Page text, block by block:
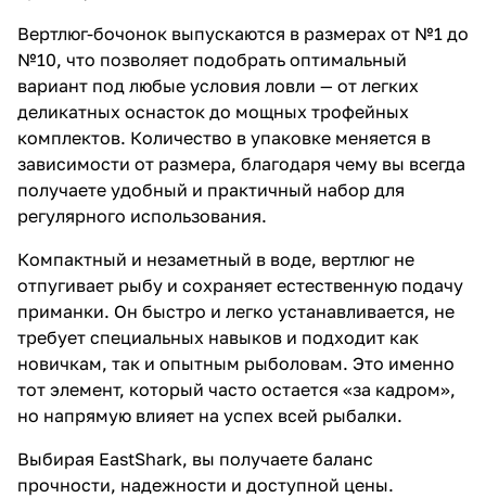
Вертлюг-бочонок выпускаются в размерах от №1 до
№10, что позволяет подобрать оптимальный
вариант под любые условия ловли — от легких
деликатных оснасток до мощных трофейных
комплектов. Количество в упаковке меняется в
зависимости от размера, благодаря чему вы всегда
получаете удобный и практичный набор для
регулярного использования.
Компактный и незаметный в воде, вертлюг не
отпугивает рыбу и сохраняет естественную подачу
приманки. Он быстро и легко устанавливается, не
требует специальных навыков и подходит как
новичкам, так и опытным рыболовам. Это именно
тот элемент, который часто остается «за кадром»,
но напрямую влияет на успех всей рыбалки.
Выбирая EastShark, вы получаете баланс
прочности, надежности и доступной цены.